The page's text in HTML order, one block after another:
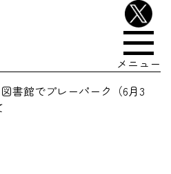
メニュー
図書館でプレーパーク（6月3